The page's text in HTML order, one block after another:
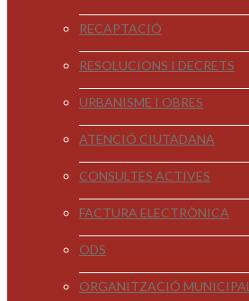
RECAPTACIÓ
RESOLUCIONS I DECRETS
URBANISME I OBRES
ATENCIÓ CIUTADANA
CONSULTES ACTIVES
FACTURA ELECTRÒNICA
ODS
ORGANITZACIÓ MUNICIPAL